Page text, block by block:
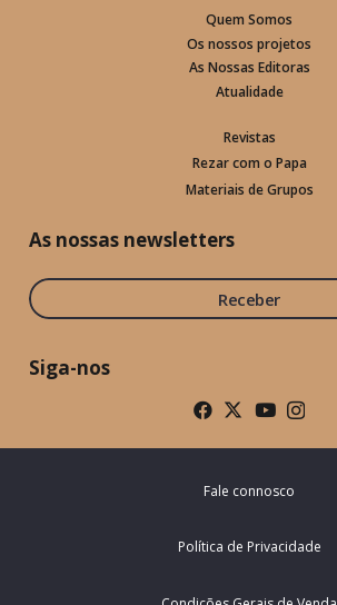
Quem Somos
Os nossos projetos
As Nossas Editoras
Atualidade
Revistas
Rezar com o Papa
Materiais de Grupos
As nossas newsletters
Receber
Siga-nos
Fale connosco
Política de Privacidade